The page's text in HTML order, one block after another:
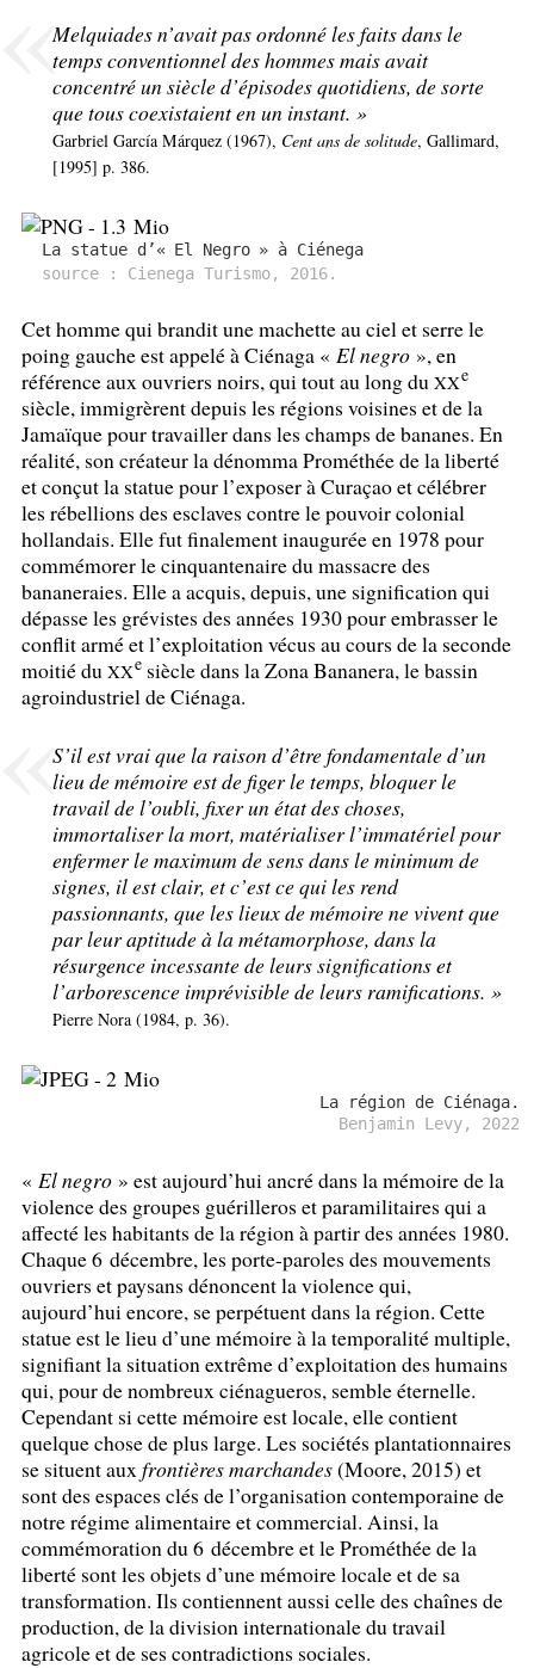
Melquiades n’avait pas ordonné les faits dans le
temps conventionnel des hommes mais avait
concentré un siècle d’épisodes quotidiens, de sorte
que tous coexistaient en un instant. »
Garbriel García Márquez (1967), Cent ans de solitude, Gallimard,
[1995] p. 386.
La statue d’« El Negro » à Ciénega
source : Cienega Turismo, 2016.
Cet homme qui brandit une machette au ciel et serre le
poing gauche est appelé à Ciénaga « El negro », en
référence aux ouvriers noirs, qui tout au long du XXe
siècle, immigrèrent depuis les régions voisines et de la
Jamaïque pour travailler dans les champs de bananes. En
réalité, son créateur la dénomma Prométhée de la liberté
et conçut la statue pour l’exposer à Curaçao et célébrer
les rébellions des esclaves contre le pouvoir colonial
hollandais. Elle fut finalement inaugurée en 1978 pour
commémorer le cinquantenaire du massacre des
bananeraies. Elle a acquis, depuis, une signification qui
dépasse les grévistes des années 1930 pour embrasser le
conflit armé et l’exploitation vécus au cours de la seconde
moitié du XXe siècle dans la Zona Bananera, le bassin
agroindustriel de Ciénaga.
S’il est vrai que la raison d’être fondamentale d’un
lieu de mémoire est de figer le temps, bloquer le
travail de l’oubli, fixer un état des choses,
immortaliser la mort, matérialiser l’immatériel pour
enfermer le maximum de sens dans le minimum de
signes, il est clair, et c’est ce qui les rend
passionnants, que les lieux de mémoire ne vivent que
par leur aptitude à la métamorphose, dans la
résurgence incessante de leurs significations et
l’arborescence imprévisible de leurs ramifications. »
Pierre Nora (1984, p. 36).
La région de Ciénaga.
Benjamin Levy, 2022
« El negro » est aujourd’hui ancré dans la mémoire de la
violence des groupes guérilleros et paramilitaires qui a
affecté les habitants de la région à partir des années 1980.
Chaque 6 décembre, les porte-paroles des mouvements
ouvriers et paysans dénoncent la violence qui,
aujourd’hui encore, se perpétuent dans la région. Cette
statue est le lieu d’une mémoire à la temporalité multiple,
signifiant la situation extrême d’exploitation des humains
qui, pour de nombreux ciénagueros, semble éternelle.
Cependant si cette mémoire est locale, elle contient
quelque chose de plus large. Les sociétés plantationnaires
se situent aux frontières marchandes(Moore, 2015) et
sont des espaces clés de l’organisation contemporaine de
notre régime alimentaire et commercial. Ainsi, la
commémoration du 6 décembre et le Prométhée de la
liberté sont les objets d’une mémoire locale et de sa
transformation. Ils contiennent aussi celle des chaînes de
production, de la division internationale du travail
agricole et de ses contradictions sociales.